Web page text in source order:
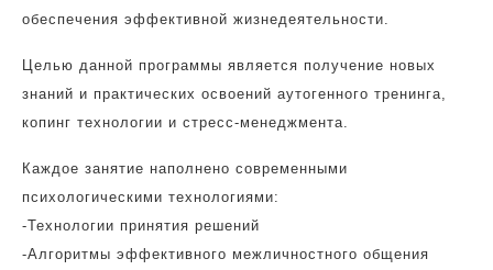
обеспечения эффективной жизнедеятельности.
Целью данной программы является получение новых
знаний и практических освоений аутогенного тренинга,
копинг технологии и стресс-менеджмента.
Каждое занятие наполнено современными
психологическими технологиями:
-Технологии принятия решений
-Алгоритмы эффективного межличностного общения